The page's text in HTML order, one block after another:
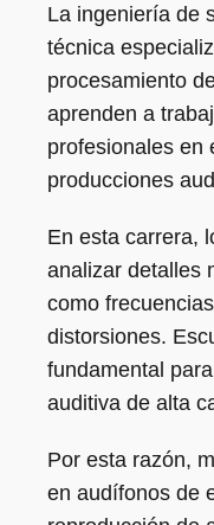
La ingeniería de
técnica
procesamiento
aprenden a
profesionales en
producciones
En esta carrera,
analizar detalles
como
distorsiones.
fundamental
auditiva de alta
Por esta razón,
en audífonos de